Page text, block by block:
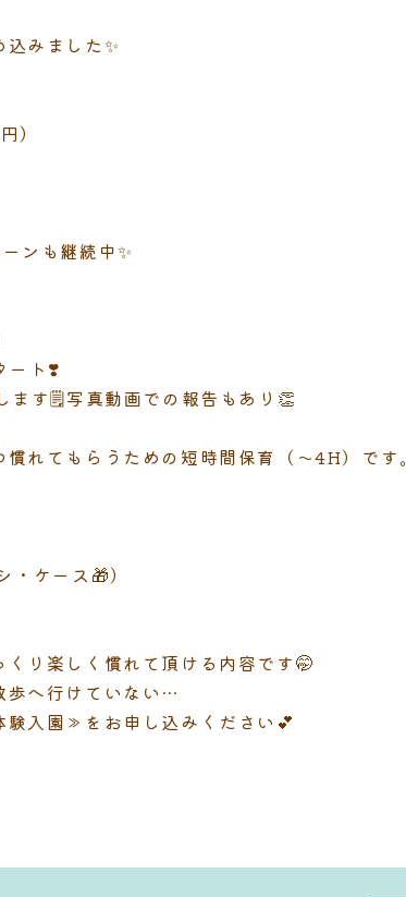
みました✨
）
ンも継続中✨
ート❣️
ます🗒️写真動画での報告もあり👏
れてもらうための短時間保育（〜4H）で
ケース🎁）
り楽しく慣れて頂ける内容です🤭
へ行けていない…
入園≫をお申し込みください💕